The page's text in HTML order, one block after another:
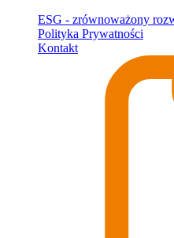
ESG - zrównoważony
Polityka Prywatności
Kontakt